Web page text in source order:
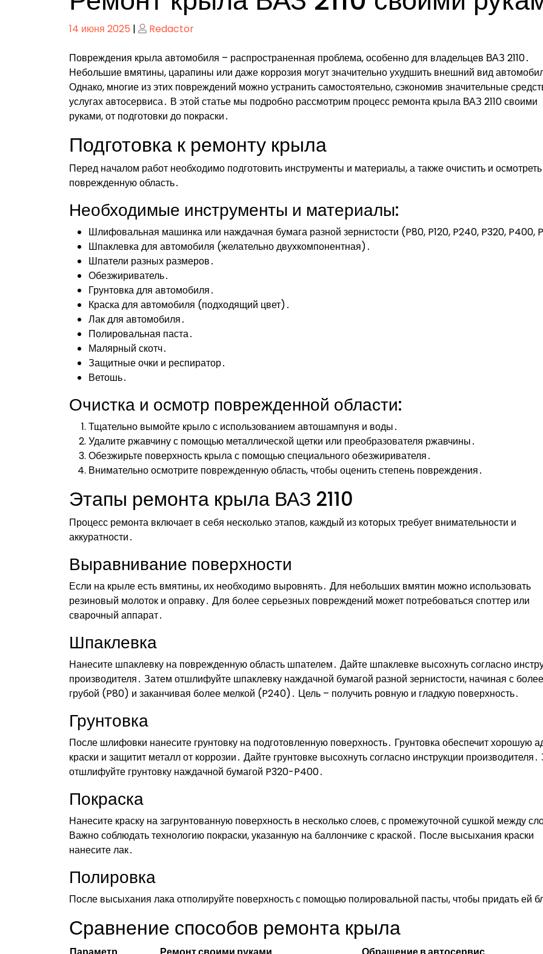
Опубликовано
14 июня 2025 | Опубликовано
Redactor
Повреждения крыла автомобиля – распространенная проблема, особенно для владельцев ВАЗ 2110․
Небольшие вмятины, царапины или даже коррозия могут значительно ухудшить внешний вид
Однако, многие из этих повреждений можно устранить самостоятельно, сэкономив значительные
услугах автосервиса․ В этой статье мы подробно рассмотрим процесс ремонта крыла ВАЗ 2110 своими
руками, от подготовки до покраски․
Подготовка к ремонту крыла
Перед началом работ необходимо подготовить инструменты и материалы, а также очистить и осмотреть
поврежденную область․
Необходимые инструменты и материалы:
Шлифовальная машинка или наждачная бумага разной зернистости (P80, P120, P240, P320, P400,
Шпаклевка для автомобиля (желательно двухкомпонентная)․
Шпатели разных размеров․
Обезжириватель․
Грунтовка для автомобиля․
Краска для автомобиля (подходящий цвет)․
Лак для автомобиля․
Полировальная паста․
Малярный скотч․
Защитные очки и респиратор․
Ветошь․
Очистка и осмотр поврежденной области:
Тщательно вымойте крыло с использованием автошампуня и воды․
Удалите ржавчину с помощью металлической щетки или преобразователя ржавчины․
Обезжирьте поверхность крыла с помощью специального обезжиривателя․
Внимательно осмотрите поврежденную область, чтобы оценить степень повреждения․
Этапы ремонта крыла ВАЗ 2110
Процесс ремонта включает в себя несколько этапов, каждый из которых требует внимательности и
аккуратности․
Выравнивание поверхности
Если на крыле есть вмятины, их необходимо выровнять․ Для небольших вмятин можно использовать
резиновый молоток и оправку․ Для более серьезных повреждений может потребоваться споттер или
сварочный аппарат․
Шпаклевка
Нанесите шпаклевку на поврежденную область шпателем․ Дайте шпаклевке высохнуть согласно
производителя․ Затем отшлифуйте шпаклевку наждачной бумагой разной зернистости, начиная с более
грубой (P80) и заканчивая более мелкой (P240)․ Цель – получить ровную и гладкую поверхность․
Грунтовка
После шлифовки нанесите грунтовку на подготовленную поверхность․ Грунтовка обеспечит хорошую
краски и защитит металл от коррозии․ Дайте грунтовке высохнуть согласно инструкции
отшлифуйте грунтовку наждачной бумагой P320-P400․
Покраска
Нанесите краску на загрунтованную поверхность в несколько слоев, с промежуточной сушкой между
Важно соблюдать технологию покраски, указанную на баллончике с краской․ После высыхания краски
нанесите лак․
Полировка
После высыхания лака отполируйте поверхность с помощью полировальной пасты, чтобы придать ей
Сравнение способов ремонта крыла